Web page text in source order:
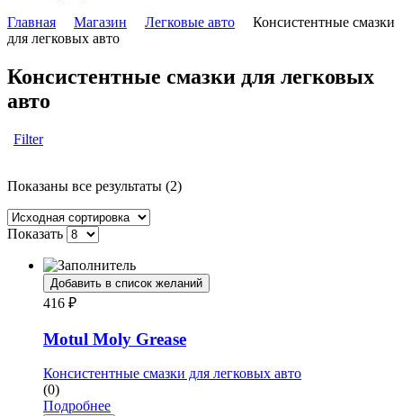
Главная
Магазин Легковые авто
Консистентные смазки
для легковых авто
Консистентные смазки для легковых
авто
Filter
Показаны все результаты (2)
Показать
Добавить в список желаний
416 ₽
Motul Moly Grease
Консистентные смазки для легковых авто
(0)
Подробнее